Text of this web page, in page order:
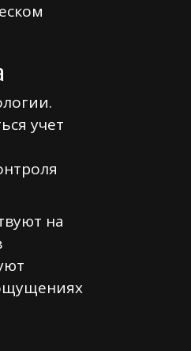
учет
на